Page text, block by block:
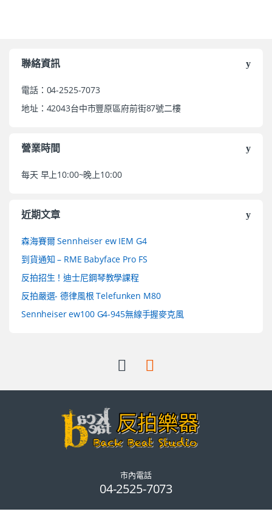
聯絡資訊
電話：04-2525-7073
地址：42043台中市豐原區府前街87號二樓
營業時間
每天 早上10:00~晚上10:00
近期文章
森海賽爾 Sennheiser ew IEM G4
到貨通知 – RME Babyface Pro FS
反拍招生！迪士尼鋼琴教學課程
反拍嚴選- 德律風根 Telefunken M80
Sennheiser ew100 G4-945無線手握麥克風
市內電話
04-2525-7073